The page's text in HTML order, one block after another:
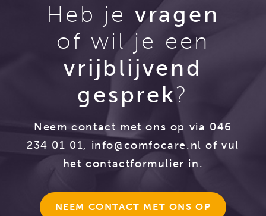
Heb je vragen
of wil je een
vrijblijvend
gesprek?
Neem contact met ons op via 046
234 01 01, info@comfocare.nl of vul
het contactformulier in.
NEEM CONTACT MET ONS OP